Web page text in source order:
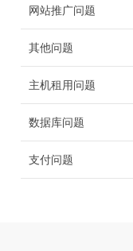
网站推广问题
其他问题
主机租用问题
数据库问题
支付问题